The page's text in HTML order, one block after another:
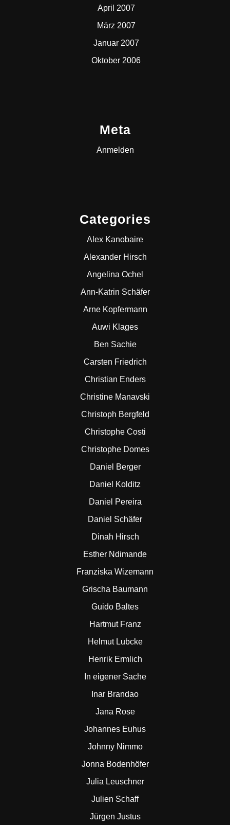
April 2007
März 2007
Januar 2007
Oktober 2006
Meta
Anmelden
Categories
Alex Kanobaire
Alexander Hirsch
Angelina Ochel
Ann-Katrin Schäfer
Arne Kopfermann
Auwi Klages
Ben Sachie
Carsten Friedrich
Christian Enders
Christine Manavski
Christoph Bergfeld
Christophe Costi
Christophe Domes
Daniel Berger
Daniel Kolditz
Daniel Pereira
Daniel Schäfer
Dinah Hirsch
Esther Ndimande
Franziska Wizemann
Grischa Baumann
Guido Baltes
Hartmut Franz
Helmut Lubcke
Henrik Ermlich
In eigener Sache
Inar Brandao
Jana Rose
Johannes Euhus
Johnny Nimmo
Jonna Bodenhöfer
Julia Leuschner
Julien Schaff
Jürgen Justus